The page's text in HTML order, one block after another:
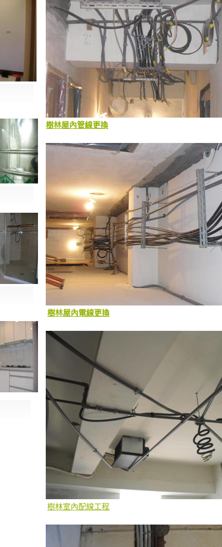
樹林屋內管線更換
樹林屋內電線更換
樹林室內配線工程